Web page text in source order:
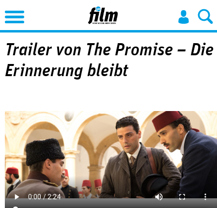
Jump to Navigation
Trailer von The Promise – Die
Erinnerung bleibt